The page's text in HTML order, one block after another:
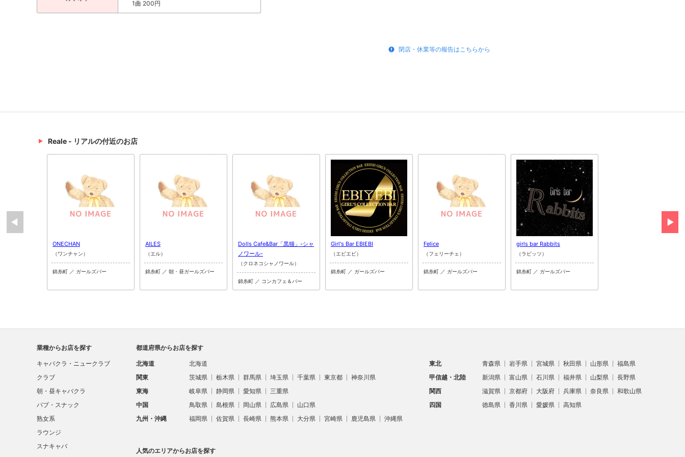
1曲 200円
閉店・休業等の報告はこちらから
Reale - リアルの付近のお店
ONECHAN
（ワンチャン）
錦糸町 ／ ガールズバー
AILES
（エル）
錦糸町 ／ 朝・昼ガールズバー
Dolls Cafe&Bar「黒猫」-シャ
ノワール-
（クロネコシャノワール）
錦糸町 ／ コンカフェ＆バー
Girl's Bar EBIEBI
（エビエビ）
錦糸町 ／ ガールズバー
Felice
（フェリーチェ）
錦糸町 ／ ガールズバー
girls bar Rabbits
（ラビッツ）
錦糸町 ／ ガールズバー
業種からお店を探す
キャバクラ・ニュークラブ
クラブ
朝・昼キャバクラ
パブ・スナック
熟女系
ラウンジ
スナキャバ
都道府県からお店を探す
北海道 北海道 東北 青森県 岩手県 宮城県 秋田県 山形県
福島県
関東
茨城県 栃木県 群馬県 埼玉県 千葉県 東京都 神奈川県 甲信越・北陸 新潟県 富山県 石川県 福井県 山梨県
長野県
東海
岐阜県 静岡県 愛知県 三重県 関西 滋賀県 京都府 大阪府 兵庫県 奈良県
和歌山県
中国
鳥取県 島根県 岡山県 広島県 山口県 四国 徳島県 香川県 愛媛県
高知県
九州・沖縄
福岡県 佐賀県 長崎県 熊本県 大分県 宮崎県 鹿児島県 沖縄県
人気のエリアからお店を探す